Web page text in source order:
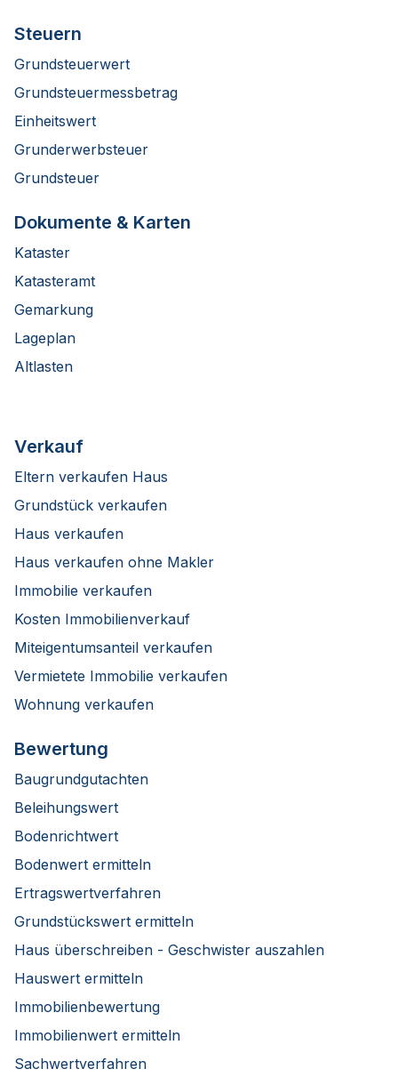
Steuern
Grundsteuerwert
Grundsteuermessbetrag
Einheitswert
Grunderwerbsteuer
Grundsteuer
Dokumente & Karten
Kataster
Katasteramt
Gemarkung
Lageplan
Altlasten
Verkauf
Eltern verkaufen Haus
Grundstück verkaufen
Haus verkaufen
Haus verkaufen ohne Makler
Immobilie verkaufen
Kosten Immobilienverkauf
Miteigentumsanteil verkaufen
Vermietete Immobilie verkaufen
Wohnung verkaufen
Bewertung
Baugrundgutachten
Beleihungswert
Bodenrichtwert
Bodenwert ermitteln
Ertragswertverfahren
Grundstückswert ermitteln
Haus überschreiben - Geschwister auszahlen
Hauswert ermitteln
Immobilienbewertung
Immobilienwert ermitteln
Sachwertverfahren